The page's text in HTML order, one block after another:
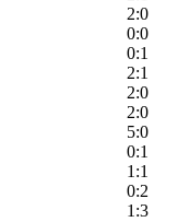
2:0
0:0
0:1
2:1
2:0
2:0
5:0
0:1
1:1
0:2
1:3